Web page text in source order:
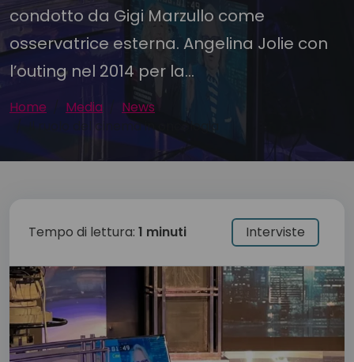
condotto da Gigi Marzullo come
osservatrice esterna. Angelina Jolie con
l’outing nel 2014 per la...
Home Media
News
Il ruolo del cinema in oncologia
Tempo di lettura: 1 minuti Interviste